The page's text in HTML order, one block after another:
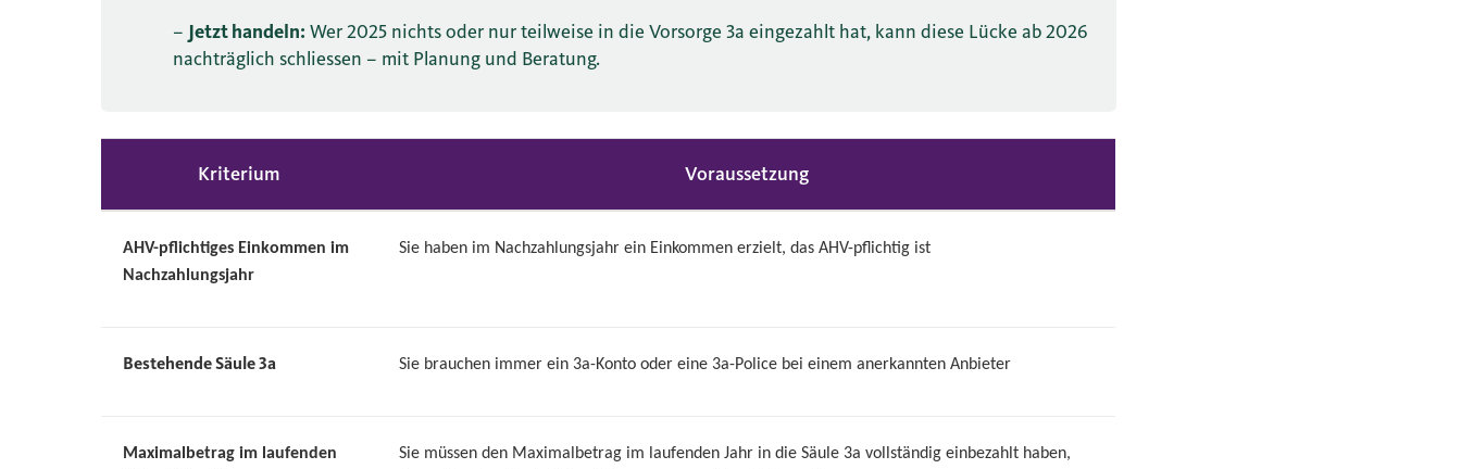
– Jetzt handeln: Wer 2025 nichts oder nur teilweise in die Vorsorge 3a eingezahlt hat, kann diese Lücke ab 2026
nachträglich schliessen – mit Planung und Beratung.
Kriterium Voraussetzung
AHV-pflichtiges Einkommen im
Nachzahlungsjahr
Sie haben im Nachzahlungsjahr ein Einkommen erzielt, das AHV-pflichtig ist
Bestehende Säule 3a Sie brauchen immer ein 3a-Konto oder eine 3a-Police bei einem anerkannten Anbieter
Maximalbetrag im laufenden
Sie müssen den Maximalbetrag im laufenden Jahr in die Säule 3a vollständig einbezahlt haben,